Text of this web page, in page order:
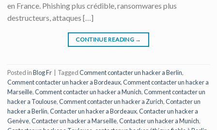
en France. Phishing plus crédible, ransomwares plus
destructeurs, attaques […]
CONTINUE READING →
Posted inBlog Fr TaggedComment contacter un hacker a Berlin,
Comment contacter un hacker a Bordeaux,Comment contacter un hacker a
Marseille,Comment contacter un hacker a Munich,Comment contacter un
hacker a Toulouse,Comment contacter un hacker a Zurich,Contacter un
hacker a Berlin,Contacter un hacker a Bordeaux,Contacter un hacker a
Genève,Contacter un hacker a Marseille,Contacter un hacker a Munich,